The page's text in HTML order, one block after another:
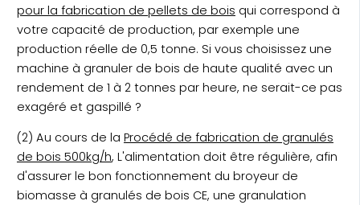
pour la fabrication de pellets de bois qui correspond à
votre capacité de production, par exemple une
production réelle de 0,5 tonne. Si vous choisissez une
machine à granuler de bois de haute qualité avec un
rendement de 1 à 2 tonnes par heure, ne serait-ce pas
exagéré et gaspillé ?
(2) Au cours de la Procédé de fabrication de granulés
de bois 500kg/h, L'alimentation doit être régulière, afin
d'assurer le bon fonctionnement du broyeur de
biomasse à granulés de bois CE, une granulation